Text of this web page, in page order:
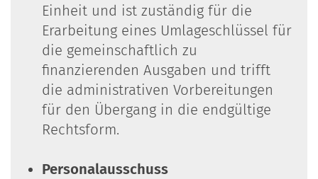
Einheit und ist zuständig für die
Erarbeitung eines Umlageschlüssel für
die gemeinschaftlich zu
finanzierenden Ausgaben und trifft
die administrativen Vorbereitungen
für den Übergang in die endgültige
Rechtsform.
Personalausschuss